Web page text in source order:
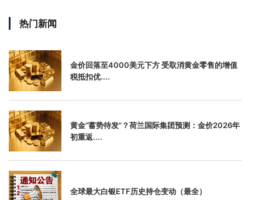
热门新闻
金价回落至4000美元下方 受取消黄金零售的增值
税抵扣优....
黄金“蓄势待发”？荷兰国际集团预测：金价2026年
初重返....
全球最大白银ETF历史持仓变动（最全）